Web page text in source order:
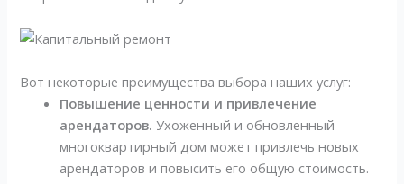
Вот некоторые преимущества выбора наших услуг:
Повышение ценности и привлечение
арендаторов.Ухоженный и обновленный
многоквартирный дом может привлечь новых
арендаторов и повысить его общую стоимость.